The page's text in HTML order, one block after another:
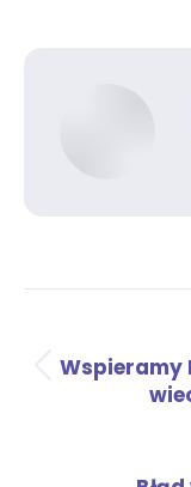
wpisów
Wspieramy